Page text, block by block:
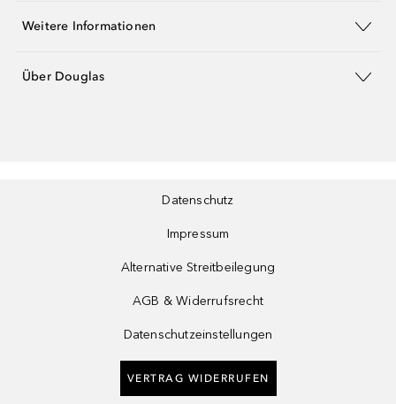
Weitere Informationen
Über Douglas
Datenschutz
Impressum
Alternative Streitbeilegung
AGB & Widerrufsrecht
Datenschutzeinstellungen
VERTRAG WIDERRUFEN